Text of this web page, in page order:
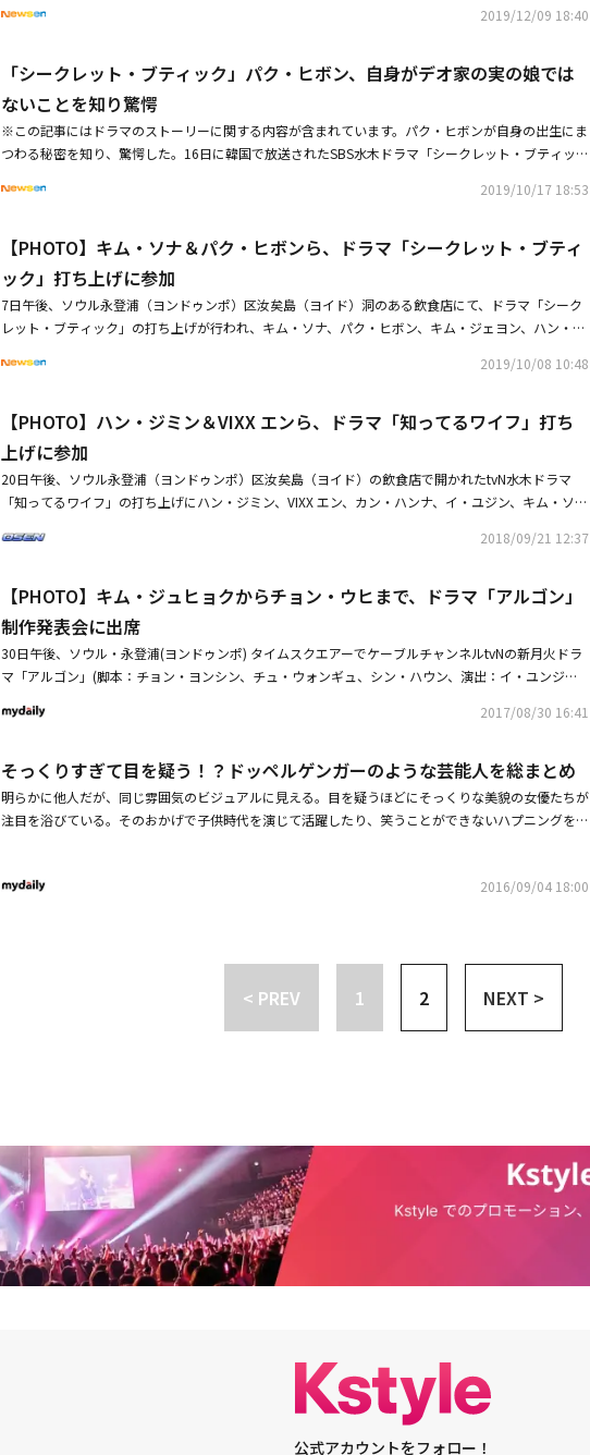
た。
ャ・ジョンウォン役を引き受けてストーリーを引っ張る。数々の作品で独創的な魅力を披露してきた
ファン層を獲得している人気俳優のチュ・ジフンが、道路周辺を徘徊して仕事を探しているレッカー
車運転手のチョ・バクに変身して大活躍を予告する。映画「プロジェクト・サイレンス」を通じて初
めて息を合わせる2人の俳優のスペシャルな出会いに、映画界内外の関心が集中している。また「名
もなき野良犬の輪舞」「神の一手：グィス編」など、登場するたびに強い印象を植え付けた個性派俳
感を吹き込む。ここで貫禄の演技派のムン・ソングンとイェ・スジョンが老夫婦のビョンハクとスン
ンを圧倒する役者を意味する）のパク・ヒボンと、「人間レッスン」のライジングスターであるパ
ク・ジュヒョンが姉妹のミランとユラで出演し、災害現場に孤立した様々な人々の姿を描く予定だ。
チャ・ジョンウォンのかけがえのない先輩チョン・ヒョンベク役には、広い演技の幅をアピールする
キム・テウが指名された。そして歴代最年少助演女優賞の記録を保有している子役の期待のホープで
あるキム・スアンがチャ・ジョンウォンの娘役ギョンミンで出演し、イ・ソンギュンとの格別な親子
の現場になるというリアルな設定に基づいて、リアルなアクションと難易度の高いCGを通じて実装
控えている。
た。・Secret出身ヒョソン、メンバーたちと済州島旅行へ仲睦まじい映像を公開（動画あり）・宇宙
2019/12/09 18:40
「シークレット・ブティック」パク・ヒボン、自身がデオ家の実の娘では
ないことを知り驚愕
※この記事にはドラマのストーリーに関する内容が含まれています。パク・ヒボンが自身の出生にま
つわる秘密を知り、驚愕した。16日に韓国で放送されたSBS水木ドラマ「シークレット・ブティッ
ィ・イェナムは、自身が財閥デオ家の実の娘で、兄ウィ・ジョンヒョク（キム・テフン）が母親キ
引きずり下ろし、自身がデオ家の会長になる機会を作ってほしいと情報を売った。その事実を知った
ジェニー・チャン（キム・ソナ） はキム・ヨオクの3人兄弟の遺伝子を検査した後、ウィ・イェナム
に「あんたが仕出かしたことは、ちゃんと後始末しなさい」と言い、ウィ・イェナムがウィ氏の身内
ではない事実を知らせた。ジェニー・チャンは遺伝子検査紙を見せ、キム・ヨオクと先日偶然会った
老人が、ウィ・イェナムの実の父であることを明らかにし、ウィ・イェナムは驚愕した。ウィ・イェ
ナムは泣きながら幼い頃、父親に書いた手紙を燃やし「私が知ってた父親が私の父親ではなくて悲し
いかない」と本音を打ち明けた。
2019/10/17 18:53
【PHOTO】キム・ソナ＆パク・ヒボンら、ドラマ「シークレット・ブティ
ック」打ち上げに参加
7日午後、ソウル永登浦（ヨンドゥンポ）区汝矣島（ヨイド）洞のある飲食店にて、ドラマ「シーク
レット・ブティック」の打ち上げが行われ、キム・ソナ、パク・ヒボン、キム・ジェヨン、ハン・ジ
が参加した。・キム・ソナ＆カム・ウソン、甘いキスシーンにときめきが止まらない「ロマンスは必
演、新ドラマ「シークレット・ブティック」6人6色のキャラクターポスターを公開
2019/10/08 10:48
【PHOTO】ハン・ジミン＆VIXX エンら、ドラマ「知ってるワイフ」打ち
上げに参加
20日午後、ソウル永登浦（ヨンドゥンポ）区汝矣島（ヨイド）の飲食店で開かれたtvN水木ドラマ
「知ってるワイフ」の打ち上げにハン・ジミン、VIXX エン、カン・ハンナ、イ・ユジン、キム・ソラ
ワイフ」Mnetにて11月より日本初放送決定！・VIXX エン、メンバーからのプレゼントの前で記念シ
2018/09/21 12:37
【PHOTO】キム・ジュヒョクからチョン・ウヒまで、ドラマ「アルゴン」
制作発表会に出席
30日午後、ソウル・永登浦(ヨンドゥンポ) タイムスクエアーでケーブルチャンネルtvNの新月火ドラ
マ「アルゴン」(脚本：チョン・ヨンシン、チュ・ウォンギュ、シン・ハウン、演出：イ・ユンジョ
パク・ウォンサンが出席した。
2017/08/30 16:41
そっくりすぎて目を疑う！？ドッペルゲンガーのような芸能人を総まとめ
明らかに他人だが、同じ雰囲気のビジュアルに見える。目を疑うほどにそっくりな美貌の女優たちが
注目を浴びている。そのおかげで子供時代を演じて活躍したり、笑うことができないハプニングを体
め、キム・ソヒョンとキョン・スジンは、ソン・イェジンが演じる役の子供時代を担当したこともあ
ヒョジュに似た顔立ちで話題を集めたおかげで、芸能界デビューにまでつながった。女子高生ハン・
ユ・ダイン本人もやはり、クァク・ジミンに似ているということを認めた。特に丸くて大きな瞳が似
ている。ホ・イジェ＆パク・ヒボン二人は実の姉妹説が出回るほどそっくりな顔立ちだ。無整形美女
のホ・イジェとパク・ヒボンは、女性らしさが際立つ女優だ。人形のような鮮やかな目鼻立ちが似て
いる。
2016/09/04 18:00
< PREV 1 2 NEXT >
公式アカウントをフォロー！